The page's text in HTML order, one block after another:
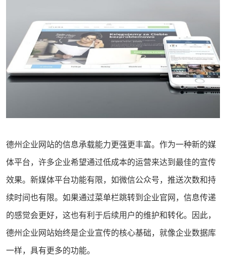
德州企业网站的信息承载能力更强更丰富。作为一种新的媒
体平台，许多企业希望通过低成本的运营来达到最佳的宣传
效果。新媒体平台功能有限，如微信公众号，推送次数和持
续时间也有限。如果通过菜单栏跳转到企业官网，信息传递
的感觉会更好，这也有利于后续用户的维护和转化。因此，
德州企业网站始终是企业宣传的核心基础，就像企业数据库
一样，具有更多的功能。